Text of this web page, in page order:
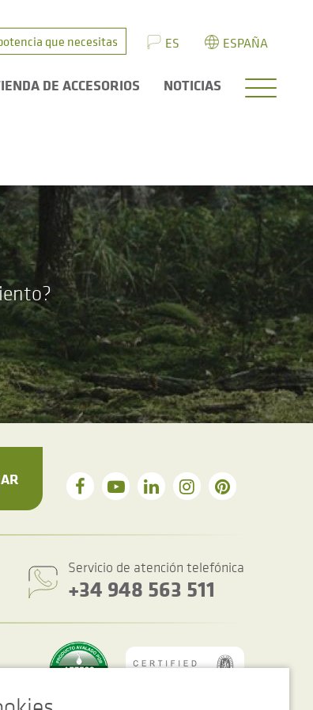
que necesitas ES ESPAÑA
DE ACCESORIOS NOTICIAS
Servicio de atención telefónica
+34 948 563 511